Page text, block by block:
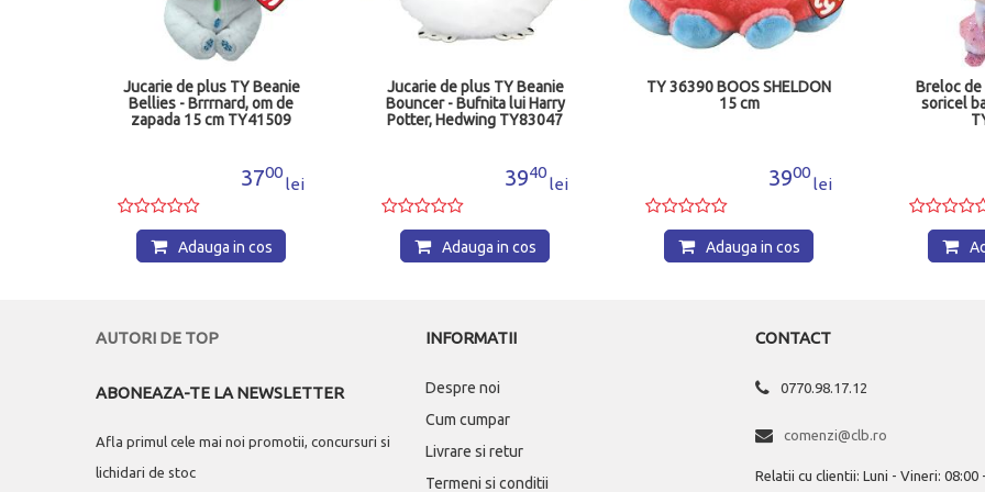
Jucarie de plus TY Beanie
Bellies - Brrrnard, om de
zapada 15 cm TY41509
3700
lei
Adauga in cos
Jucarie de plus TY Beanie
Bouncer - Bufnita lui Harry
Potter, Hedwing TY83047
3940
lei
Adauga in cos
TY 36390 BOOS SHELDON
15 cm
3900
lei
Adauga in cos
Breloc de
soricel
AUTORI DE TOP
ABONEAZA-TE LA NEWSLETTER
Afla primul cele mai noi promotii, concursuri si
lichidari de stoc
INFORMATII
Despre noi
Cum cumpar
Livrare si retur
Termeni si conditii
CONTACT
0770.98.17.12
comenzi@clb.ro
Relatii cu clientii: Luni - Vineri: 08:00